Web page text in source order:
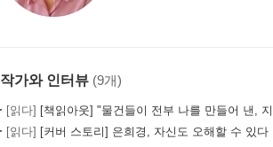
작가와 인터뷰 (9개)
[읽다] [책읽아웃] "물건들이 전부 나를 만들어 낸, 지나간 시간
[읽다] [커버 스토리] 은희경, 자신도 오해할 수 있다